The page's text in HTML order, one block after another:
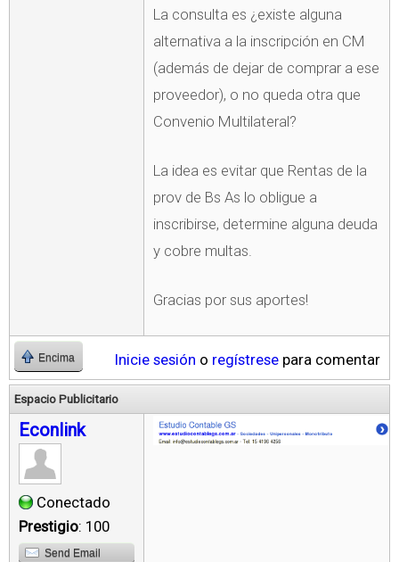
La consulta es ¿existe alguna
alternativa a la inscripción en CM
(además de dejar de comprar a ese
proveedor), o no queda otra que
Convenio Multilateral?
La idea es evitar que Rentas de la
prov de Bs As lo obligue a
inscribirse, determine alguna deuda
y cobre multas.
Gracias por sus aportes!
Encima Inicie sesión o regístrese para comentar
Espacio Publicitario
Econlink
Conectado
Prestigio: 100
Send Email